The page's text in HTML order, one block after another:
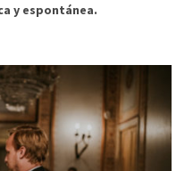
y espontánea.